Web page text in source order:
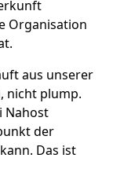
Organisation
aus unserer
nicht plump.
Nahost
der
Das ist